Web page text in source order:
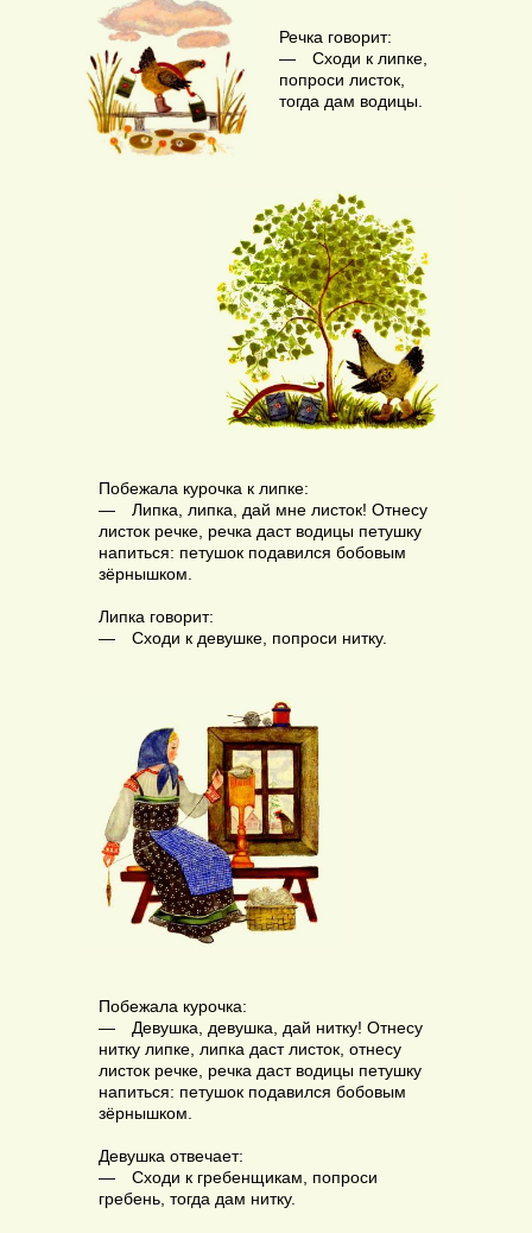
Речка говорит:
— Сходи к липке,
попроси листок,
тогда дам водицы.
Побежала курочка к липке:
— Липка, липка, дай мне листок! Отнесу
листок речке, речка даст водицы петушку
напиться: петушок подавился бобовым
зёрнышком.
Липка говорит:
— Сходи к девушке, попроси нитку.
Побежала курочка:
— Девушка, девушка, дай нитку! Отнесу
нитку липке, липка даст листок, отнесу
листок речке, речка даст водицы петушку
напиться: петушок подавился бобовым
зёрнышком.
Девушка отвечает:
— Сходи к гребенщикам, попроси
гребень, тогда дам нитку.